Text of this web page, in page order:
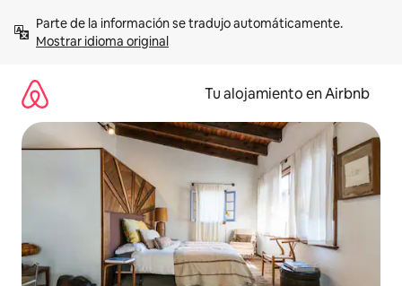
contenidoMostrar idioma original
Tu alojamiento en Airbnb